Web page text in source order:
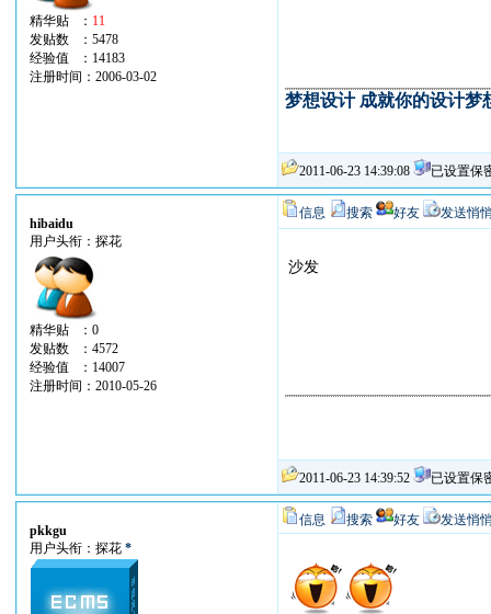
精华贴 ： 11
发贴数 ：5478
经验值 ：14183
注册时间：2006-03-02
梦想设计 成就你的设计梦
2011-06-23 14:39:08 已设置保
hibaidu
用户头衔：探花
精华贴 ：0
发贴数 ：4572
经验值 ：14007
注册时间：2010-05-26
信息 搜索 好友 发送悄
沙发
2011-06-23 14:39:52 已设置保
pkkgu
用户头衔：探花 *
信息 搜索 好友 发送悄